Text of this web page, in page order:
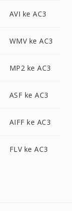
AVI ke AC3
WMV ke AC3
MP2 ke AC3
ASF ke AC3
AIFF ke AC3
FLV ke AC3